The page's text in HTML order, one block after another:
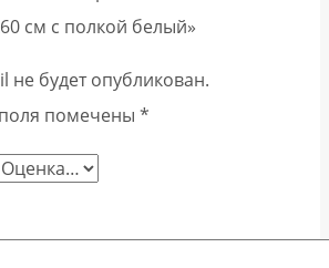
см с полкой белый»
не будет опубликован.
помечены *